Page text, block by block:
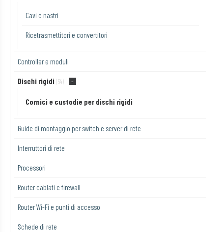
Cavi e nastri
Ricetrasmettitori e convertitori
Controller e moduli
Dischi rigidi (54)
Cornici e custodie per dischi rigidi
Guide di montaggio per switch e server di rete
Interruttori di rete
Processori
Router cablati e firewall
Router Wi-Fi e punti di accesso
Schede di rete